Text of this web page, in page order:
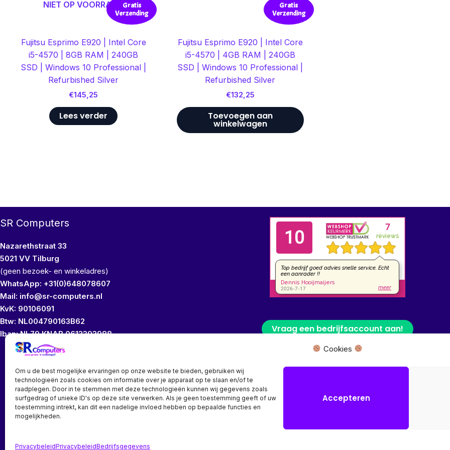
Cookies
Om u de best mogelijke ervaringen op onze website te bieden, gebruiken wij
technologieën zoals cookies om informatie over je apparaat op te slaan en/of te
raadplegen. Door in te stemmen met deze technologieën kunnen wij gegevens zoals
surfgedrag of unieke ID's op deze site verwerken. Als je geen toestemming geeft of uw
toestemming intrekt, kan dit een nadelige invloed hebben op bepaalde functies en
mogelijkheden.
Accepteren
PrivacybeleidPrivacybeleidBedrijfsgegevens
Gratis
Verzending
NIET OP VOORRAAD
Fujitsu Esprimo E920 | Intel Core
i5-4570 | 8GB RAM | 240GB
SSD | Windows 10 Professional |
Refurbished Silver
€145,25
Lees verder
Gratis
Verzending
Fujitsu Esprimo E920 | Intel Core
i5-4570 | 4GB RAM | 240GB
SSD | Windows 10 Professional |
Refurbished Silver
€132,25
Toevoegen aan
winkelwagen
SR Computers
Nazarethstraat 33
5021 VV Tilburg
(geen bezoek- en winkeladres)
WhatsApp: +31(0)648078607
Mail: info@sr-computers.nl
KvK: 90106091
Btw: NL004790163B62
Iban: NL79 KNAB 0613393988
Vraag een bedrijfsaccount aan!
Wij bezitten geen fysieke winkel of bezoekadres, wij leveren uw product rechtstreeks